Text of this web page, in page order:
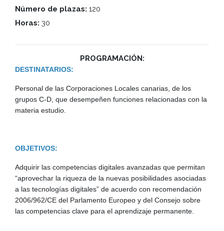
Número de plazas: 120
Horas: 30
PROGRAMACIÓN:
DESTINATARIOS:
Personal de las Corporaciones Locales canarias, de los
grupos C-D, que desempeñen funciones relacionadas con la
materia estudio.
OBJETIVOS:
Adquirir las competencias digitales avanzadas que permitan
“aprovechar la riqueza de la nuevas posibilidades asociadas
a las tecnologías digitales” de acuerdo con recomendación
2006/962/CE del Parlamento Europeo y del Consejo sobre
las competencias clave para el aprendizaje permanente.